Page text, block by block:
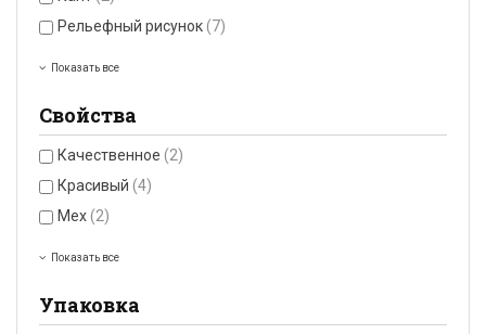
Рельефный рисунок(7)
Показать все
Свойства
Качественное (2)
Красивый (4)
Мех(2)
Показать все
Упаковка